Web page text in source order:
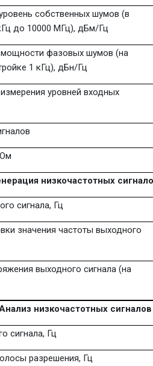
собственных шумов (в
до 10000 МГц), дБм/Гц
мощности фазовых шумов (на
1 кГц), дБн/Гц
уровней входных
Ом
низкочастотных
сигнала, Гц
значения частоты выходного
выходного сигнала (на
низкочастотных сигналов
сигнала, Гц
разрешения, Гц